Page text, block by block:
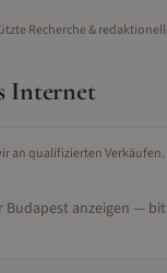
Recherche &
Internet
an qualifizierten
Budapest anzeigen —